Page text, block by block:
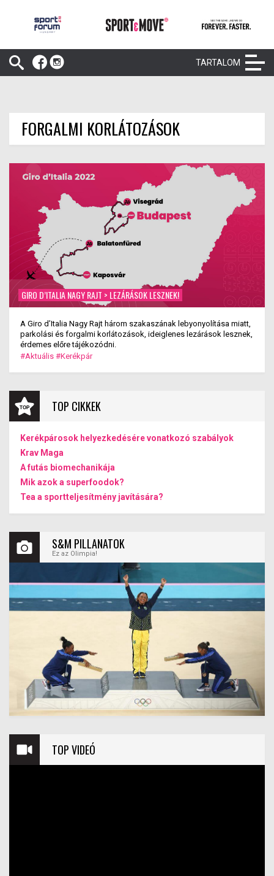
TARTALOM
FORGALMI KORLÁTOZÁSOK
GIRO D’ITALIA NAGY RAJT > LEZÁRÁSOK LESZNEK!
A Giro d’Italia Nagy Rajt három szakaszának lebyonyolítása miatt,
parkolási és forgalmi korlátozások, ideiglenes lezárások lesznek,
érdemes előre tájékozódni.
#Aktuális #Kerékpár
TOP CIKKEK
Kerékpárosok helyezkedésére vonatkozó szabályok
Krav Maga
A futás biomechanikája
Mik azok a superfoodok?
Tea a sportteljesítmény javítására?
S&M PILLANATOK
Ez az Olimpia!
TOP VIDEÓ